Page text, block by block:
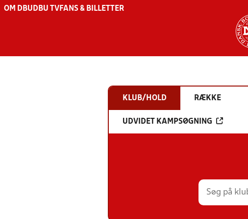
OM DBU DBU TV FANS & BILLETTER
KLUB/HOLD RÆKKE
UDVIDET KAMPSØGNING